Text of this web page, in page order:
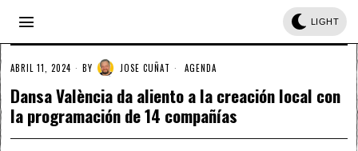
LIGHT
ABRIL 11, 2024 BY JOSE CUÑAT AGENDA
Dansa València da aliento a la creación local con
la programación de 14 compañías